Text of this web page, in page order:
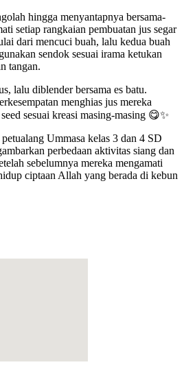
hingga menyantapnya bersama-
setiap rangkaian pembuatan jus segar
dari mencuci buah, lalu kedua buah
sendok sesuai irama ketukan
tangan.
lalu diblender bersama es batu.
menghias jus mereka
sesuai kreasi masing-masing 😋✨
Ummasa kelas 3 dan 4 SD
perbedaan aktivitas siang dan
sebelumnya mereka mengamati
ciptaan Allah yang berada di kebun